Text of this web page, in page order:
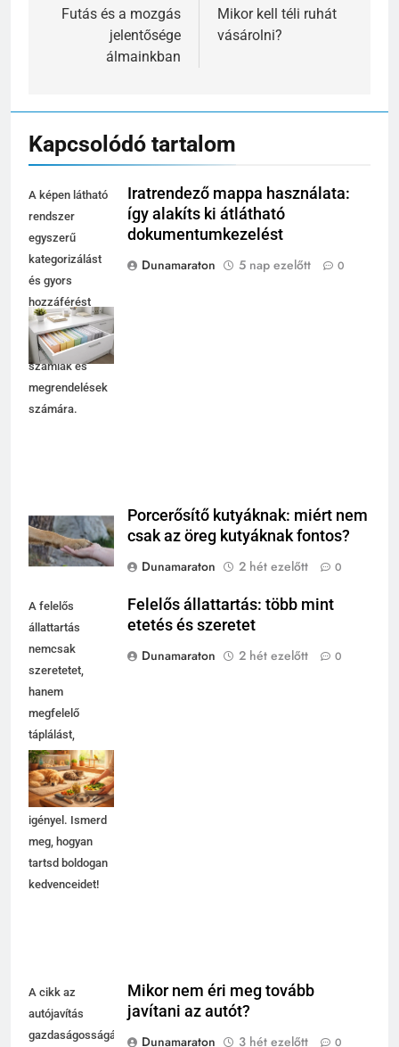
navigáció
Futás és a mozgás
jelentősége
álmainkban
Mikor kell téli ruhát
vásárolni?
Kapcsolódó tartalom
A képen látható
rendszer
egyszerű
kategorizálást
és gyors
hozzáférést
biztosít a
szerződések,
számlák és
megrendelések
számára.
Iratrendező mappa használata:
így alakíts ki átlátható
dokumentumkezelést
Dunamaraton
5 nap ezelőtt 0
Porcerősítő kutyáknak: miért nem
csak az öreg kutyáknak fontos?
Dunamaraton
2 hét ezelőtt 0
A felelős
állattartás
nemcsak
szeretetet,
hanem
megfelelő
táplálást,
biztonságos
környezetet és
gondoskodást is
igényel. Ismerd
meg, hogyan
tartsd boldogan
kedvenceidet!
Felelős állattartás: több mint
etetés és szeretet
Dunamaraton
2 hét ezelőtt 0
A cikk az
autójavítás
gazdaságosságáról
Mikor nem éri meg tovább
javítani az autót?
Dunamaraton
3 hét ezelőtt 0